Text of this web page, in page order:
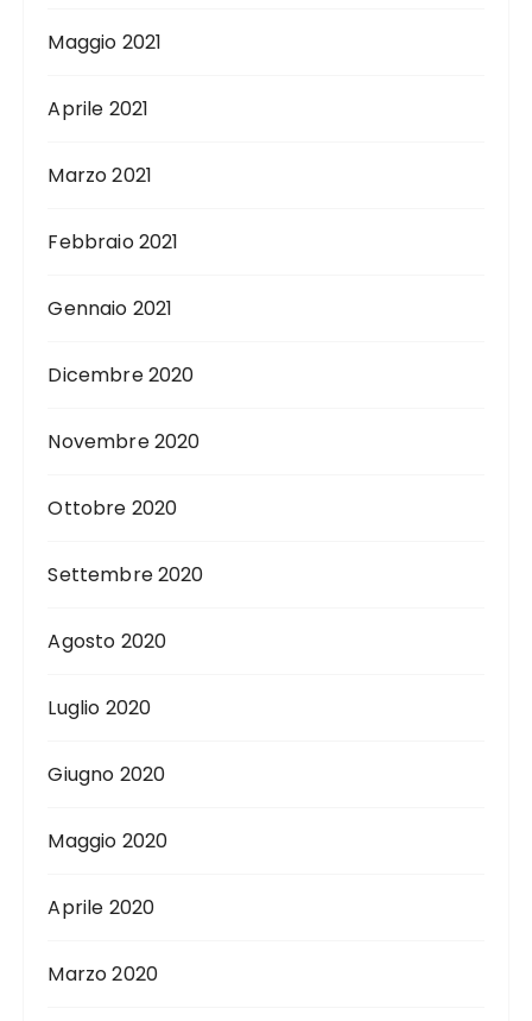
Maggio 2021
Aprile 2021
Marzo 2021
Febbraio 2021
Gennaio 2021
Dicembre 2020
Novembre 2020
Ottobre 2020
Settembre 2020
Agosto 2020
Luglio 2020
Giugno 2020
Maggio 2020
Aprile 2020
Marzo 2020